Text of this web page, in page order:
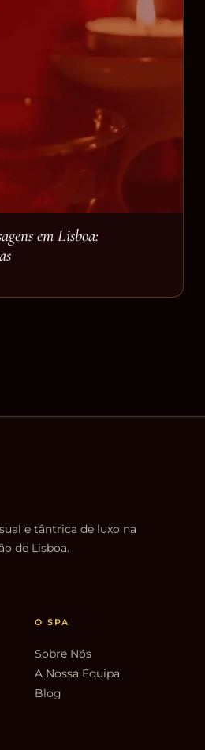
em Lisboa:
e tântrica de luxo na
de Lisboa.
O SPA
Sobre Nós
A Nossa Equipa
Blog